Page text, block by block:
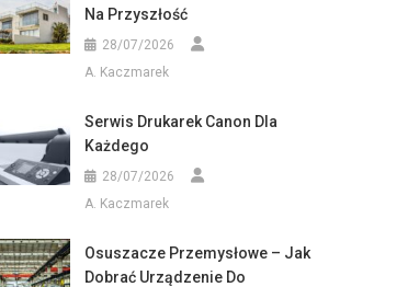
Na Przyszłość
28/07/2026
A. Kaczmarek
Serwis Drukarek Canon Dla
Każdego
28/07/2026
A. Kaczmarek
Osuszacze Przemysłowe – Jak
Dobrać Urządzenie Do